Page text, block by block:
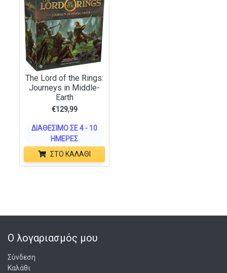
The Lord of the Rings:
Journeys in Middle-
Earth
€129,99
ΔΙΑΘΈΣΙΜΟ ΣΕ 4 - 10
ΗΜΈΡΕΣ
ΣΤΟ ΚΑΛΆΘΙ
Ο λογαριασμός μου
Σύνδεση
Καλάθι